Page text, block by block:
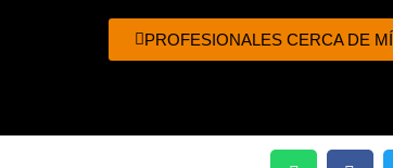
PROFESIONALES CERCA DE MÍ